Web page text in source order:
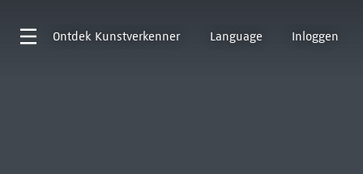
Ontdek Kunstverkenner Language Inloggen